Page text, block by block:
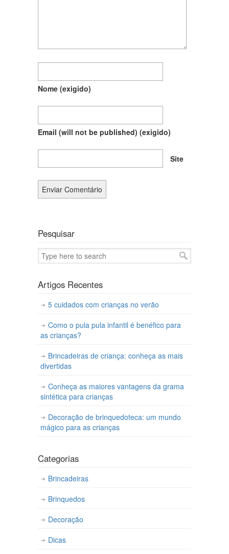
Nome (exigido)
Email (will not be published) (exigido)
Site
Pesquisar
Artigos Recentes
5 cuidados com crianças no verão
Como o pula pula infantil é benéfico para
as crianças?
Brincadeiras de criança: conheça as mais
divertidas
Conheça as maiores vantagens da grama
sintética para crianças
Decoração de brinquedoteca: um mundo
mágico para as crianças
Categorias
Brincadeiras
Brinquedos
Decoração
Dicas